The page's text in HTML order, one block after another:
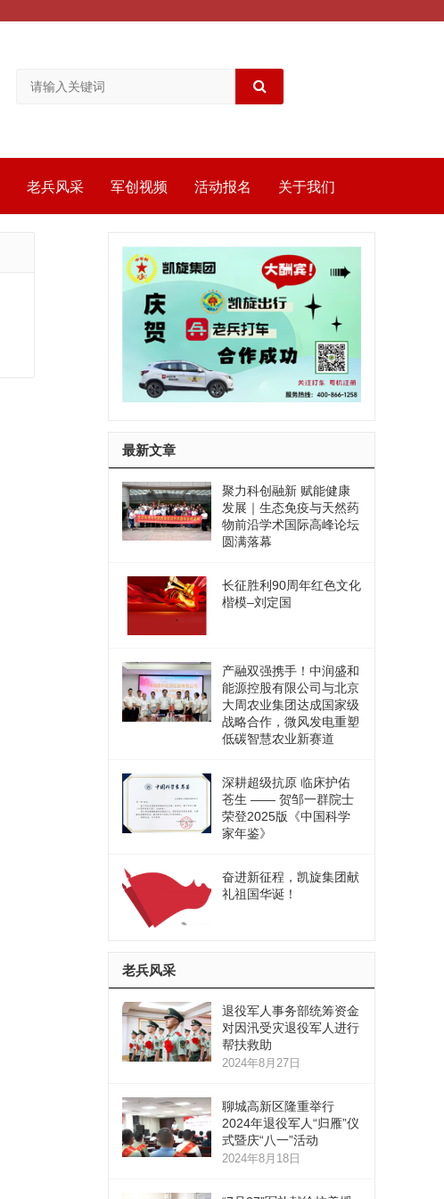
老兵风采 军创视频 活动报名 关于我们
最新文章
聚力科创融新 赋能健康
发展｜生态免疫与天然药
物前沿学术国际高峰论坛
圆满落幕
长征胜利90周年红色文化
楷模–刘定国
产融双强携手！中润盛和
能源控股有限公司与北京
大周农业集团达成国家级
战略合作，微风发电重塑
低碳智慧农业新赛道
深耕超级抗原 临床护佑
苍生 —— 贺邹一群院士
荣登2025版《中国科学
家年鉴》
奋进新征程，凯旋集团献
礼祖国华诞！
老兵风采
退役军人事务部统筹资金
对因汛受灾退役军人进行
帮扶救助
2024年8月27日
聊城高新区隆重举行
2024年退役军人“归雁”仪
式暨庆“八一”活动
2024年8月18日